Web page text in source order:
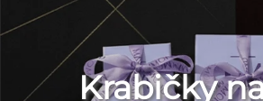
Krabičky